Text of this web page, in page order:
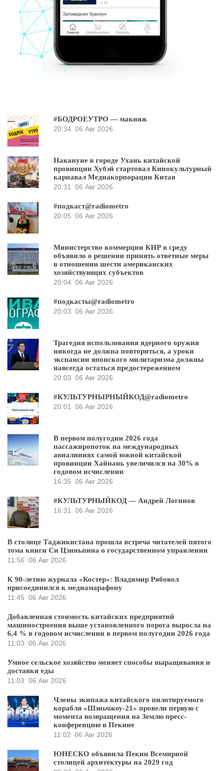
#БОДРОЕУТРО — макияж
20:34 06 Авг 2026
Накануне в городе Ухань китайской
провинции Хубэй стартовал Кинокультурный
карнавал Медиакорпорации Китая
20:31 06 Авг 2026
#подкаст@radiometro
20:05 06 Авг 2026
Министерство коммерции КНР в среду
объявило о решении принять ответные меры
в отношении шести американских
хозяйствующих субъектов
20:04 06 Авг 2026
#подкасты@radiometro
20:03 06 Авг 2026
Трагедия использования ядерного оружия
никогда не должна повториться, а уроки
экспансии японского милитаризма должны
навсегда остаться предостережением
20:03 06 Авг 2026
#КУЛЬТУРНЫРНЫЙКОД@radiometro
20:01 06 Авг 2026
В первом полугодии 2026 года
пассажиропоток на международных
авиалиниях самой южной китайской
провинции Хайнань увеличился на 30% в
годовом исчислении
16:35 06 Авг 2026
#КУЛЬТУРНЫЙКОД — Андрей Логинов
16:31 06 Авг 2026
В столице Таджикистана прошла встреча читателей пятого
тома книги Си Цзиньпина о государственном управлении
11:56 06 Авг 2026
К 90-летию журнала «Костер»: Владимир Рябовол
присоединился к медиамарафону
11:45 06 Авг 2026
Добавленная стоимость китайских предприятий
машиностроения выше установленного порога выросла на
6,4 % в годовом исчислении в первом полугодии 2026 года
11:03 06 Авг 2026
Умное сельское хозяйство меняет способы выращивания и
доставки еды
11:03 06 Авг 2026
Члены экипажа китайского пилотируемого
корабля «Шэньчжоу-21» провели первую с
момента возвращения на Землю пресс-
конференцию в Пекине
11:02 06 Авг 2026
ЮНЕСКО объявила Пекин Всемирной
столицей архитектуры на 2029 год